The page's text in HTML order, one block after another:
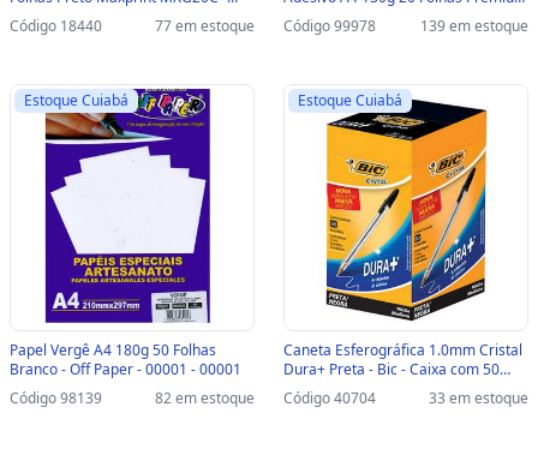
Unitário - 714465 - 714465
Código 18440 77 em estoque
Masterprint - 302010060 -
302010060
Código 99978 139 em estoque
Estoque Cuiabá
Papel Vergê A4 180g 50 Folhas
Branco - Off Paper - 00001 - 00001
Código 98139
82 em estoque
Estoque Cuiabá
Caneta Esferográfica 1.0mm Cristal
Dura+ Preta - Bic - Caixa com 50
Unidades - 067172 - 067172
Código 40704 33 em estoque